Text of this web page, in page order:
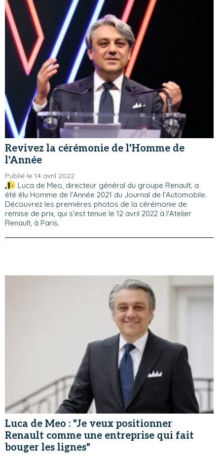
Revivez la cérémonie de l'Homme de
l'Année
Publié le 14 avril 2022
Luca de Meo, directeur général du groupe Renault, a
été élu Homme de l'Année 2021 du Journal de l'Automobile.
Découvrez les premières photos de la cérémonie de
remise de prix, qui s'est tenue le 12 avril 2022 à l'Atelier
Renault, à Paris.
Luca de Meo : "Je veux positionner
Renault comme une entreprise qui fait
bouger les lignes"